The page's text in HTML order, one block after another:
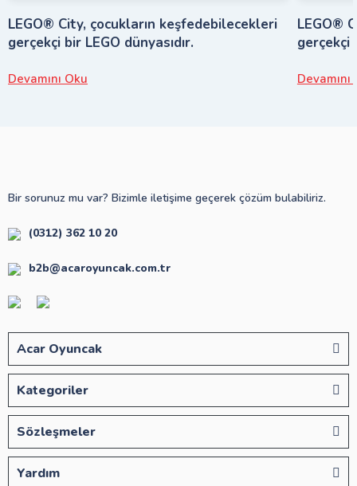
LEGO® City, çocukların keşfedebilecekleri
gerçekçi bir LEGO dünyasıdır.
Devamını Oku
LEGO®
gerçekçi
Devamını
Bir sorunuz mu var? Bizimle iletişime geçerek çözüm bulabiliriz.
(0312) 362 10 20
b2b@acaroyuncak.com.tr
Acar Oyuncak
Kategoriler
Sözleşmeler
Yardım